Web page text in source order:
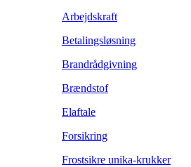
Arbejdskraft
Betalingsløsning
Brandrådgivning
Brændstof
Elaftale
Forsikring
Frostsikre unika-krukker